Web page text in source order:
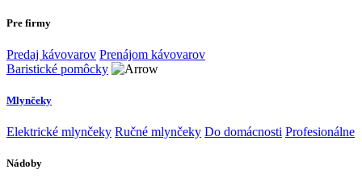
Pre firmy
Predaj kávovarov Prenájom kávovarov
Baristické pomôcky
Mlynčeky
Elektrické mlynčeky Ručné mlynčeky Do domácnosti Profesionálne
Nádoby